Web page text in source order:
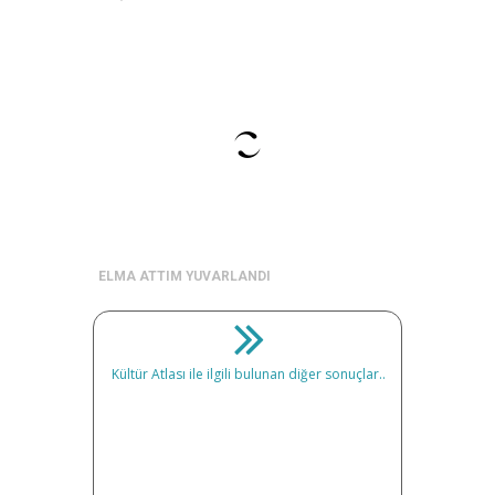
ELMA ATTIM YUVARLANDI
Kültür Atlası ile ilgili bulunan diğer sonuçlar..